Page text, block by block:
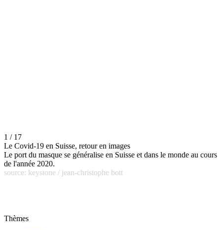
1 / 17
Le Covid-19 en Suisse, retour en images
Le port du masque se généralise en Suisse et dans le monde au cours
de l'année 2020.
source: keystone / jean-christophe bott
Thèmes